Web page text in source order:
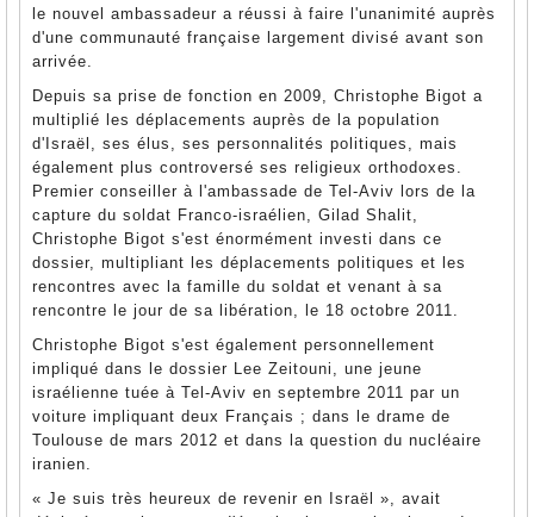
le nouvel ambassadeur a réussi à faire l'unanimité auprès
d'une communauté française largement divisé avant son
arrivée.
Depuis sa prise de fonction en 2009, Christophe Bigot a
multiplié les déplacements auprès de la population
d'Israël, ses élus, ses personnalités politiques, mais
également plus controversé ses religieux orthodoxes.
Premier conseiller à l'ambassade de Tel-Aviv lors de la
capture du soldat Franco-israélien, Gilad Shalit,
Christophe Bigot s'est énormément investi dans ce
dossier, multipliant les déplacements politiques et les
rencontres avec la famille du soldat et venant à sa
rencontre le jour de sa libération, le 18 octobre 2011.
Christophe Bigot s'est également personnellement
impliqué dans le dossier Lee Zeitouni, une jeune
israélienne tuée à Tel-Aviv en septembre 2011 par un
voiture impliquant deux Français ; dans le drame de
Toulouse de mars 2012 et dans la question du nucléaire
iranien.
« Je suis très heureux de revenir en Israël », avait